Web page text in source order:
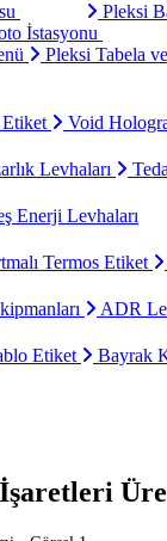
Pleksi
İstasyonu
Pleksi Tabela
Void
Levhaları
Enerji Levhaları
Termos Etiket
ADR
Etiket Bayrak